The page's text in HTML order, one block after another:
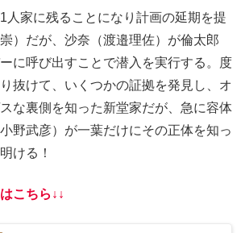
人家に残ることになり計画の延期を提
）だが、沙奈（渡邉理佐）が倫太郎
ーに呼び出すことで潜入を実行する。度
抜けて、いくつかの証拠を発見し、オ
な裏側を知った新堂家だが、急に容体
野武彦）が一葉だけにその正体を知っ
ける！
こちら↓↓